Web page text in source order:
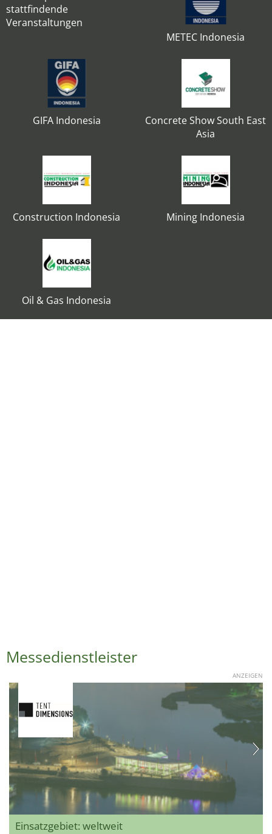
stattfindende
Veranstaltungen
METEC Indonesia
GIFA Indonesia
Concrete Show South East
Asia
Construction Indonesia Mining Indonesia
Oil & Gas Indonesia
Messedienstleister
ANZEIGEN
Einsatzgebiet: weltweit